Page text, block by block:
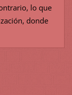
lo que
donde